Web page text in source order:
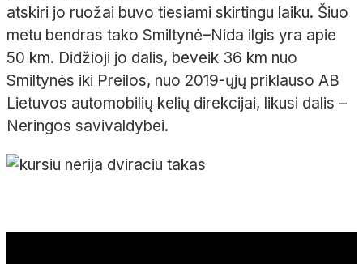
atskiri jo ruožai buvo tiesiami skirtingu laiku. Šiuo
metu bendras tako Smiltynė–Nida ilgis yra apie
50 km. Didžioji jo dalis, beveik 36 km nuo
Smiltynės iki Preilos, nuo 2019-ųjų priklauso AB
Lietuvos automobilių kelių direkcijai, likusi dalis –
Neringos savivaldybei.